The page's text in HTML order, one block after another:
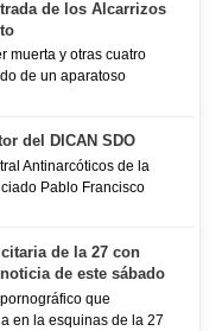
de los Alcarrizos
muerta y otras cuatro
de un aparatoso
del DICAN SDO
Antinarcóticos de la
Pablo Francisco
de la 27 con
de este sábado
que
en la esquinas de la 27